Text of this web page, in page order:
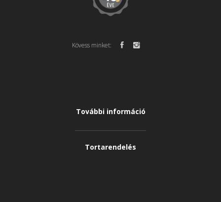
Kövess minket:
További információ
Tortarendelés